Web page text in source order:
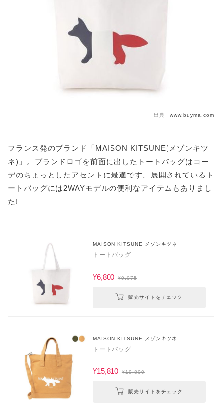
出典： www.buyma.com
フランス発のブランド「MAISON KITSUNE(メゾンキツ
ネ)」。ブランドロゴを前面に出したトートバッグはコー
デのちょっとしたアセントに最適です。展開されているト
ートバッグには2WAYモデルの便利なアイテムもありまし
た!
MAISON KITSUNE メゾンキツネ
トートバッグ
¥6,800 ¥9,075
販売サイトをチェック
MAISON KITSUNE メゾンキツネ
トートバッグ
¥15,810 ¥19,800
販売サイトをチェック